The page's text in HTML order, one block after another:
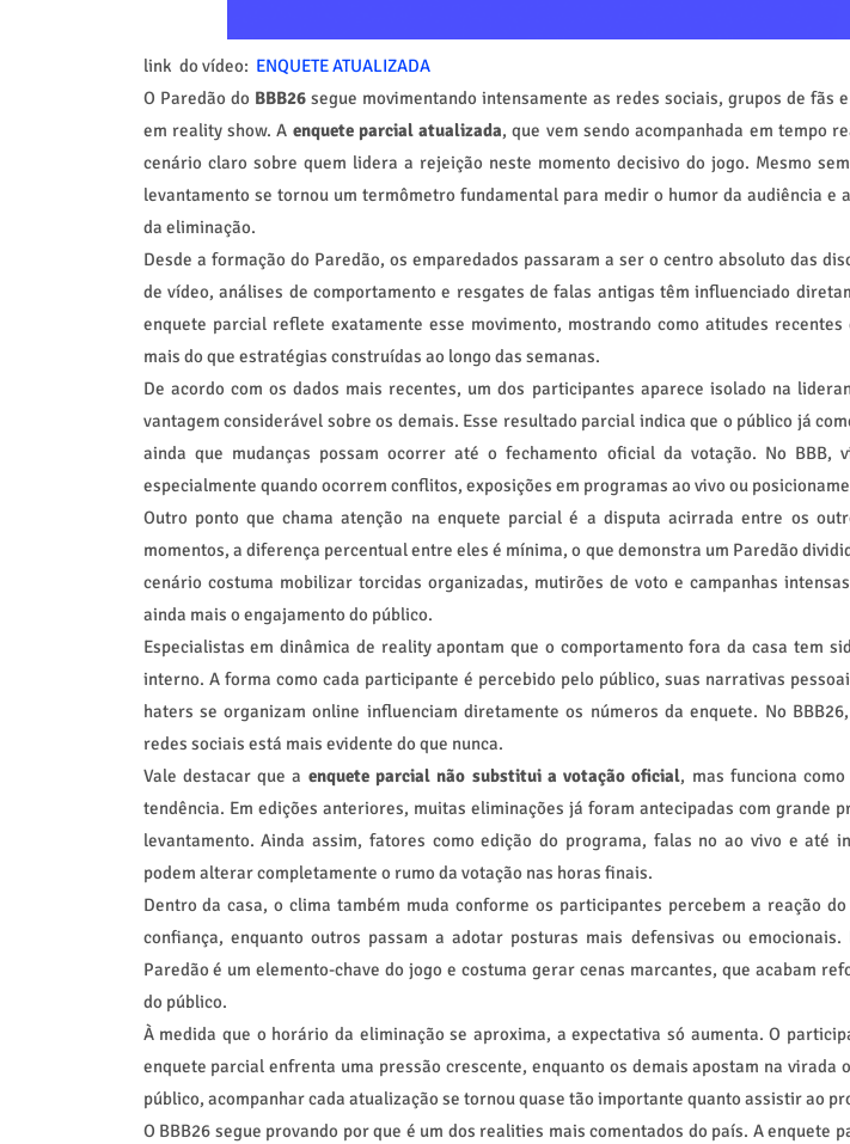
link do vídeo: ENQUETE ATUALIZADA
O Paredão do BBB26segue movimentando intensamente as redes sociais, grupos de fãs
em reality show. A enquete parcial atualizada, que vem sendo acompanhada em tempo
cenário claro sobre quem lidera a rejeição neste momento decisivo do jogo. Mesmo
levantamento se tornou um termômetro fundamental para medir o humor da audiência e
da eliminação.
Desde a formação do Paredão, os emparedados passaram a ser o centro absoluto das
de vídeo, análises de comportamento e resgates de falas antigas têm influenciado
enquete parcial reflete exatamente esse movimento, mostrando como atitudes
mais do que estratégias construídas ao longo das semanas.
De acordo com os dados mais recentes, um dos participantes aparece isolado na
vantagem considerável sobre os demais. Esse resultado parcial indica que o público já
ainda que mudanças possam ocorrer até o fechamento oficial da votação. No BBB,
especialmente quando ocorrem conflitos, exposições em programas ao vivo ou
Outro ponto que chama atenção na enquete parcial é a disputa acirrada entre os
momentos, a diferença percentual entre eles é mínima, o que demonstra um Paredão
cenário costuma mobilizar torcidas organizadas, mutirões de voto e campanhas
ainda mais o engajamento do público.
Especialistas em dinâmica de reality apontam que o comportamento fora da casa tem
interno. A forma como cada participante é percebido pelo público, suas narrativas
haters se organizam online influenciam diretamente os números da enquete. No
redes sociais está mais evidente do que nunca.
Vale destacar que a enquete parcial não substitui a votação oficial, mas funciona
tendência. Em edições anteriores, muitas eliminações já foram antecipadas com grande
levantamento. Ainda assim, fatores como edição do programa, falas no ao vivo e até
podem alterar completamente o rumo da votação nas horas finais.
Dentro da casa, o clima também muda conforme os participantes percebem a reação
confiança, enquanto outros passam a adotar posturas mais defensivas ou emocionais.
Paredão é um elemento-chave do jogo e costuma gerar cenas marcantes, que acabam
do público.
À medida que o horário da eliminação se aproxima, a expectativa só aumenta. O
enquete parcial enfrenta uma pressão crescente, enquanto os demais apostam na virada
público, acompanhar cada atualização se tornou quase tão importante quanto assistir ao
O BBB26 segue provando por que é um dos realities mais comentados do país. A enquete